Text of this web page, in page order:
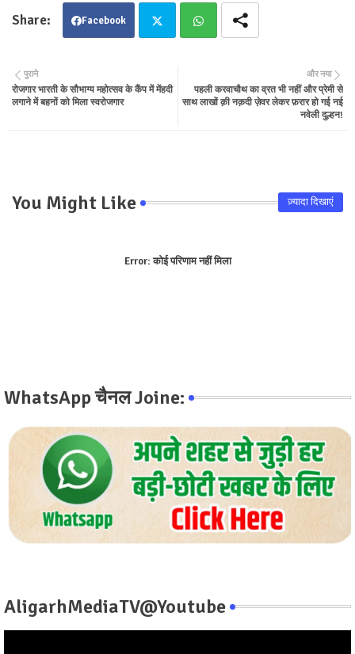
Facebook
ter tsa
और नया
पहली करवाचौथ का व्रत भी नहीं और प्रेमी से
साथ लाखों क़ी नक़दी ज़ेवर लेकर फ़रार हो गई नई
नवेली दुल्हन!
पुराने
रोजगार भारती के सौभाग्य महोत्सव के कैंप में मेंहदी
लगाने में बहनों को मिला स्वरोजगार
You Might Like ज़्यादा दिखाएं
Error:कोई परिणाम नहीं मिला
WhatsApp चैनल Joine:
AligarhMediaTV@Youtube